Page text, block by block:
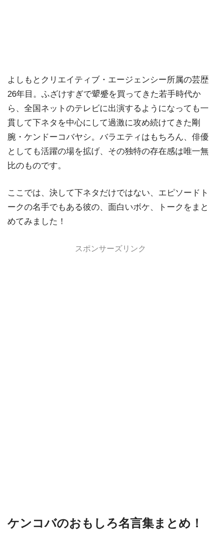
よしもとクリエイティブ・エージェンシー所属の芸歴
26年目。ふざけすぎで顰蹙を買ってきた若手時代か
ら、全国ネットのテレビに出演するようになっても一
貫して下ネタを中心にして過激に攻め続けてきた剛
腕・ケンドーコバヤシ。バラエティはもちろん、俳優
としても活躍の場を拡げ、その独特の存在感は唯一無
比のものです。
ここでは、決して下ネタだけではない、エピソードト
ークの名手でもある彼の、面白いボケ、トークをまと
めてみました！
スポンサーズリンク
ケンコバのおもしろ名言集まとめ！